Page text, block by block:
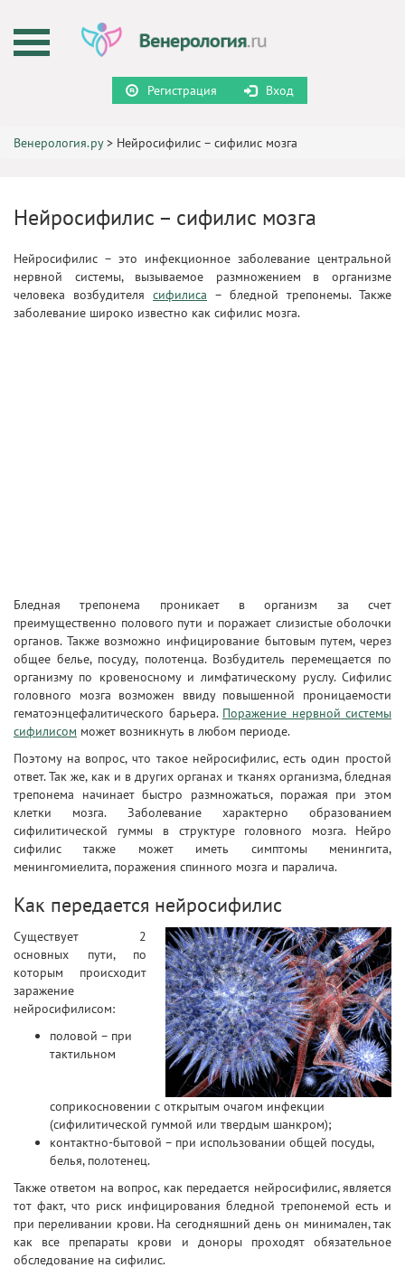
Регистрация Вход
Венерология.ру> Нейросифилис – сифилис мозга
Нейросифилис – сифилис мозга
Нейросифилис – это инфекционное заболевание центральной
нервной системы, вызываемое размножением в организме
человека возбудителя сифилиса – бледной трепонемы. Также
заболевание широко известно как сифилис мозга.
Бледная трепонема проникает в организм за счет
преимущественно полового пути и поражает слизистые оболочки
органов. Также возможно инфицирование бытовым путем, через
общее белье, посуду, полотенца. Возбудитель перемещается по
организму по кровеносному и лимфатическому руслу. Сифилис
головного мозга возможен ввиду повышенной проницаемости
гематоэнцефалитического барьера. Поражение нервной системы
сифилисом может возникнуть в любом периоде.
Поэтому на вопрос, что такое нейросифилис, есть один простой
ответ. Так же, как и в других органах и тканях организма, бледная
трепонема начинает быстро размножаться, поражая при этом
клетки мозга. Заболевание характерно образованием
сифилитической гуммы в структуре головного мозга. Нейро
сифилис также может иметь симптомы менингита,
менингомиелита, поражения спинного мозга и паралича.
Как передается нейросифилис
Существует 2
основных пути, по
которым происходит
заражение
нейросифилисом:
половой – при
тактильном
соприкосновении с открытым очагом инфекции
(сифилитической гуммой или твердым шанкром);
контактно-бытовой – при использовании общей посуды,
белья, полотенец.
Также ответом на вопрос, как передается нейросифилис, является
тот факт, что риск инфицирования бледной трепонемой есть и
при переливании крови. На сегодняшний день он минимален, так
как все препараты крови и доноры проходят обязательное
обследование на сифилис.